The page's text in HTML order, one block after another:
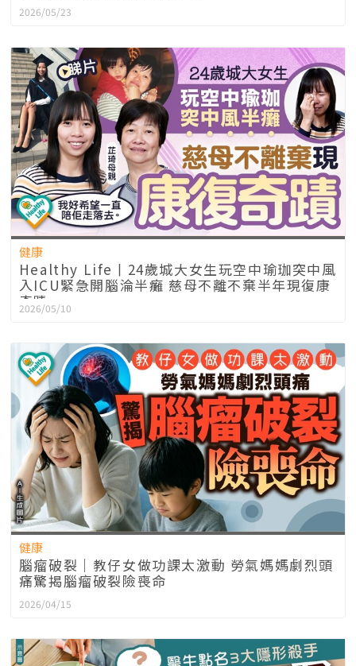
2026/05/23
健康
Healthy Life丨24歲城大女生玩空中瑜珈突中風
入ICU緊急開腦淪半癱 慈母不離不棄半年現復康
奇蹟
2026/05/10
健康
腦瘤破裂｜教仔女做功課太激動 勞氣媽媽劇烈頭
痛驚揭腦瘤破裂險喪命
2026/04/15